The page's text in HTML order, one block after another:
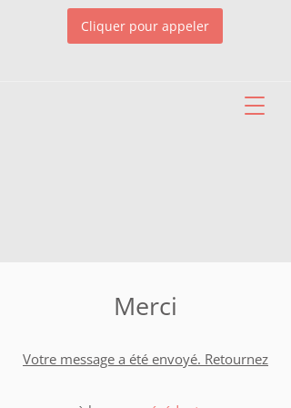
Cliquer pour appeler
Merci
Votre message a été envoyé. Retournez